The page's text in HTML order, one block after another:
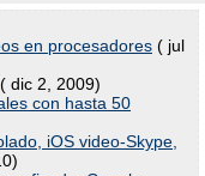
en procesadores ( jul
( dic 2, 2009)
con hasta 50
iOS video-Skype,